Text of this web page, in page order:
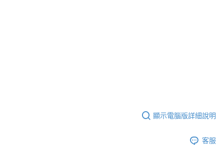
顯示電腦版詳細說明
客服